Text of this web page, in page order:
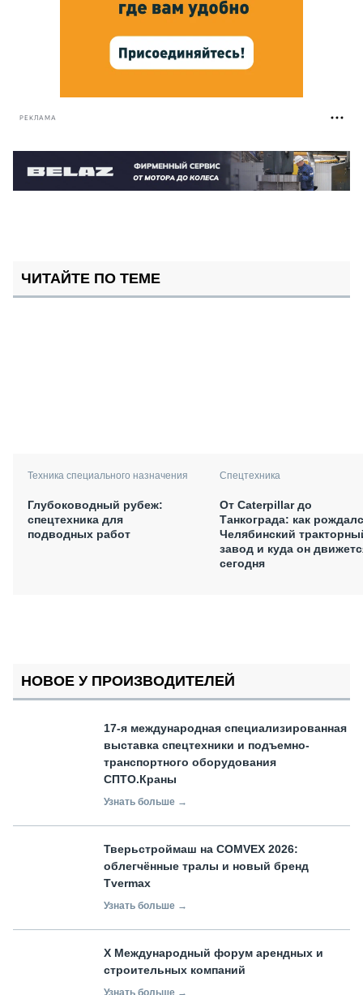
РЕКЛАМА
ЧИТАЙТЕ ПО ТЕМЕ
Техника специального назначения
Глубоководный рубеж:
спецтехника для
подводных работ
Спецтехника
От Caterpillar до
Танкограда: как
Челябинский
завод и куда он
сегодня
НОВОЕ У ПРОИЗВОДИТЕЛЕЙ
17-я международная специализированная
выставка спецтехники и подъемно-
транспортного оборудования
СПТО.Краны
Узнать больше →
Тверьстроймаш на COMVEX 2026:
облегчённые тралы и новый бренд
Tvermax
Узнать больше →
X Международный форум арендных и
строительных компаний